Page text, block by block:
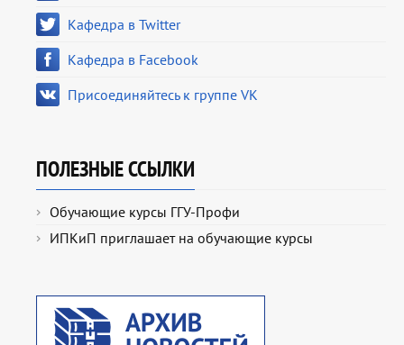
Кафедра в Twitter
Кафедра в Facebook
Присоединяйтесь к группе VK
ПОЛЕЗНЫЕ ССЫЛКИ
Обучающие курсы ГГУ-Профи
ИПКиП приглашает на обучающие курсы